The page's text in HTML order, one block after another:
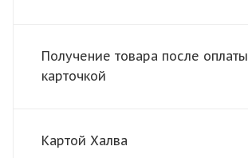
Получение товара после оплаты
карточкой
Картой Халва